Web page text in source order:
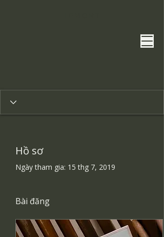
Hồ sơ
Ngày tham gia: 15 thg 7, 2019
Bài đăng